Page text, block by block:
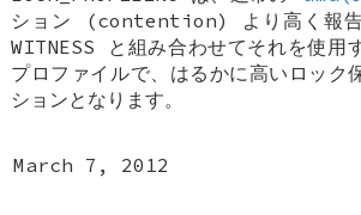
ション (contention) より高く報告
WITNESS と組み合わせてそれを使用
プロファイルで、はるかに高いロック
ションとなります。
March 7, 2012